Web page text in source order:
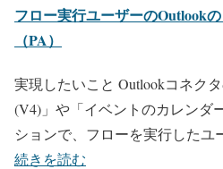
フロー実行ユーザーのOutlook
（PA）
実現したいこと Outlookコネク
(V4)」や「イベントのカレンダ
ションで、フローを実行したユ
続きを読む